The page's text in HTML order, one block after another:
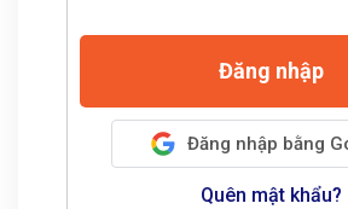
Đăng nhập
Đăng nhập bằng
Quên mật khẩu?